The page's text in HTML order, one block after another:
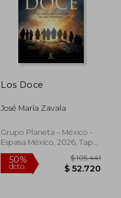
50%
dcto.
Los Doce
José María Zavala
Grupo Planeta – México -
Espasa México, 2026, Tapa
Blanda, Nuevo